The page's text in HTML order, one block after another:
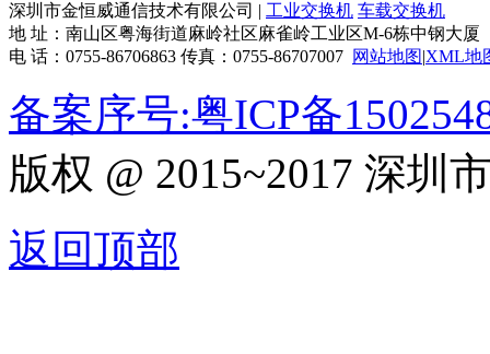
深圳市金恒威通信技术有限公司 | 工业交换机 车载交换机
地 址：南山区粤海街道麻岭社区麻雀岭工业区M-6栋中钢大厦
电 话：0755-86706863 传真：0755-86707007 网站地图|XML地
备案序号:粤ICP备
版权 @ 2015~2017 深圳
返回顶部